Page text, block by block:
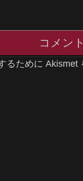
コメン
るために Akismet